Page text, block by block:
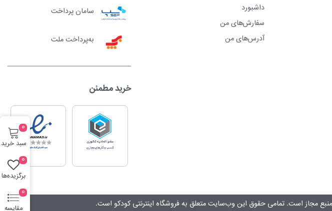
داشبورد
سفارش‌های من
آدرس‌های من
سامان پرداخت
به‌پرداخت ملت
خرید مطمئن
مجاز است. تمامی حقوق این وب‌سایت متعلق به فروشگاه اینترنتی کودکو است.
سبد خرید
0
برگزیده‌ها
0
مقایسه
0